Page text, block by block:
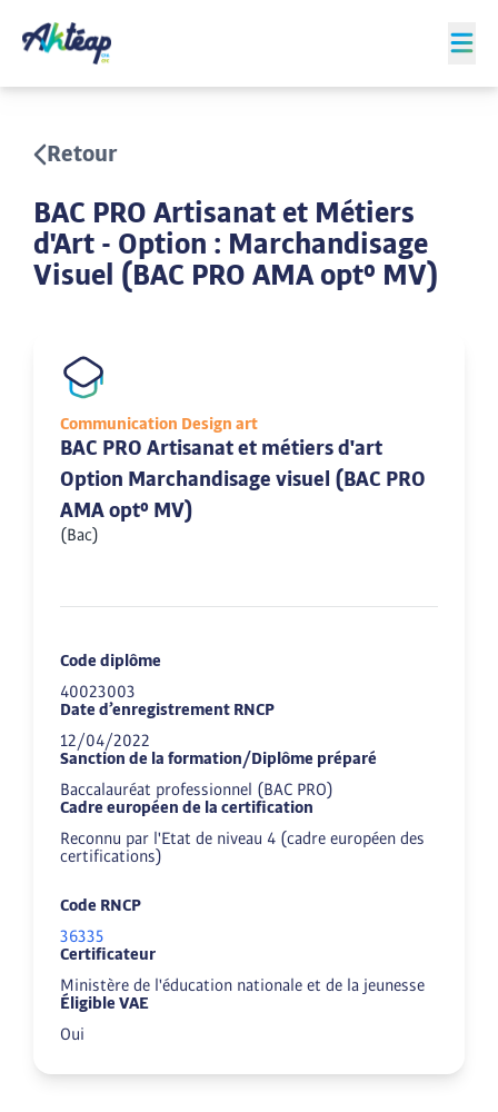
Retour
BAC PRO Artisanat et Métiers
d'Art - Option : Marchandisage
Visuel (BAC PRO AMA opt° MV)
Communication Design art
BAC PRO Artisanat et métiers d'art
Option Marchandisage visuel (BAC PRO
AMA opt° MV)
(Bac)
Code diplôme
40023003
Date d’enregistrement RNCP
12/04/2022
Sanction de la formation/Diplôme préparé
Baccalauréat professionnel (BAC PRO)
Cadre européen de la certification
Reconnu par l'Etat de niveau 4 (cadre européen des
certifications)
Code RNCP
36335
Certificateur
Ministère de l'éducation nationale et de la jeunesse
Éligible VAE
Oui